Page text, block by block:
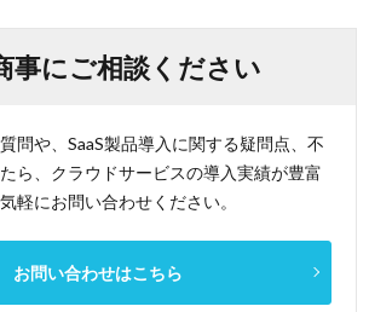
事にご相談ください
問や、SaaS製品導入に関する疑問点、不
ら、クラウドサービスの導入実績が豊富
軽にお問い合わせください。
お問い合わせはこちら